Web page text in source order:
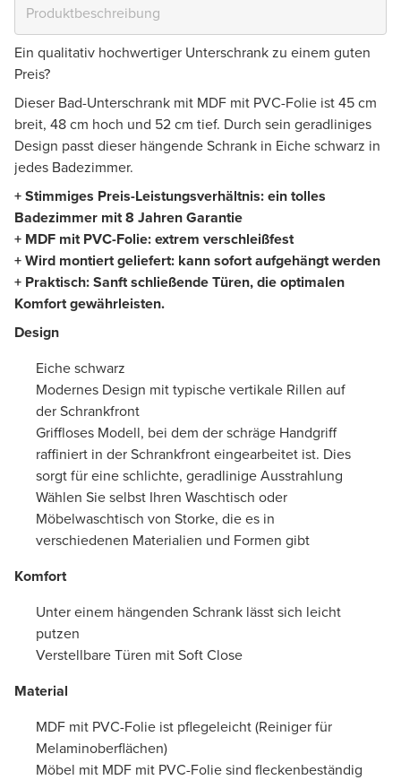
Ein qualitativ hochwertiger Unterschrank zu einem guten
Preis?
Dieser Bad-Unterschrank mit MDF mit PVC-Folie ist 45 cm
breit, 48 cm hoch und 52 cm tief. Durch sein geradliniges
Design passt dieser hängende Schrank in Eiche schwarz in
jedes Badezimmer.
+ Stimmiges Preis-Leistungsverhältnis: ein tolles
Badezimmer mit 8 Jahren Garantie
+ MDF mit PVC-Folie: extrem verschleißfest
+ Wird montiert geliefert: kann sofort aufgehängt werden
+ Praktisch: Sanft schließende Türen, die optimalen
Komfort gewährleisten.
Design
Eiche schwarz
Modernes Design mit typische vertikale Rillen auf
der Schrankfront
Griffloses Modell, bei dem der schräge Handgriff
raffiniert in der Schrankfront eingearbeitet ist. Dies
sorgt für eine schlichte, geradlinige Ausstrahlung
Wählen Sie selbst Ihren Waschtisch oder
Möbelwaschtisch von Storke, die es in
verschiedenen Materialien und Formen gibt
Komfort
Unter einem hängenden Schrank lässt sich leicht
putzen
Verstellbare Türen mit Soft Close
Material
MDF mit PVC-Folie ist pflegeleicht (Reiniger für
Melaminoberflächen)
Möbel mit MDF mit PVC-Folie sind fleckenbeständig